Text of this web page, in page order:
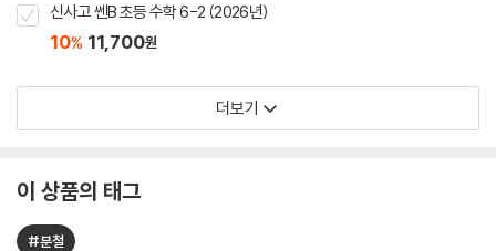
신사고 쎈B 초등 수학 6-2 (2026년)
10% 11,700원
더보기
이 상품의 태그
#분철